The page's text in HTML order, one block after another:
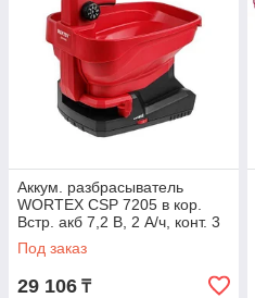
Аккум. разбрасыватель
WORTEX CSP 7205 в кор.
Встр. акб 7,2 В, 2 А/ч, конт. 3
л., шир. 5 м. (Регулировка
Под заказ
29 106 ₸